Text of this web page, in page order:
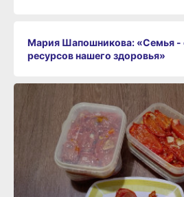
Мария Шапошникова: «Семья -
ресурсов нашего здоровья»